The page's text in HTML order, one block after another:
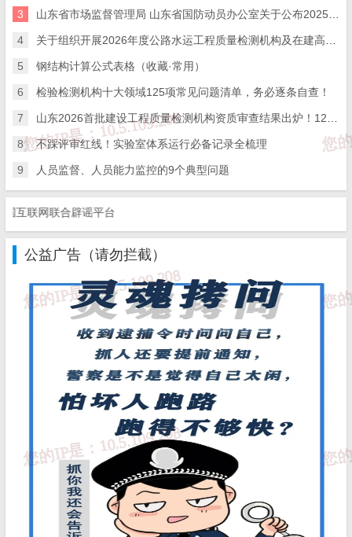
问题4：水泥土的渗透系数测定能不能依据无机
结合料试验规程中的渗水试验方法？
检测。
问题5： 在进行注水试验时，常水头试验和
应如何选择？是否可以用压水试验
代替？
答：钻孔常水头试验
适用于渗透性比较大的壤土、
粉土、砂土和砂卵砾石层，或不能进行压水试验的
透水性较强的岩体。降水头注水试验适用于地下水
3 山东省市场监督管理局 山东省国防动员办公室关于公布2025年度综合类检验检测机构监督抽查结果的通知
4 关于组织开展2026年度公路水运工程质量检测机构及在建高速公路项目工地试验室比对试验的通知
5 钢结构计算公式表格（收藏·常用）
6 检验检测机构十大领域125项常见问题清单，务必逐条自查！
7 山东2026首批建设工程质量检测机构资质审查结果出炉！12家企业命运分化，行业洗牌信号明显
8 不踩评审红线！实验室体系运行必备记录全梳理
9 人员监督、人员能力监控的9个典型问题
网联合辟谣平台
公益广告（请勿拦截）